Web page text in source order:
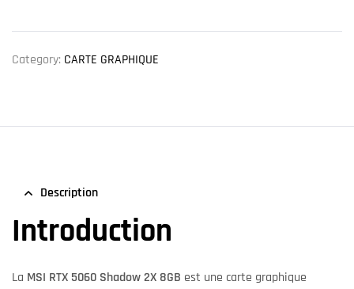
Category: CARTE GRAPHIQUE
Description
Introduction
La MSI RTX 5060 Shadow 2X 8GB est une carte graphique